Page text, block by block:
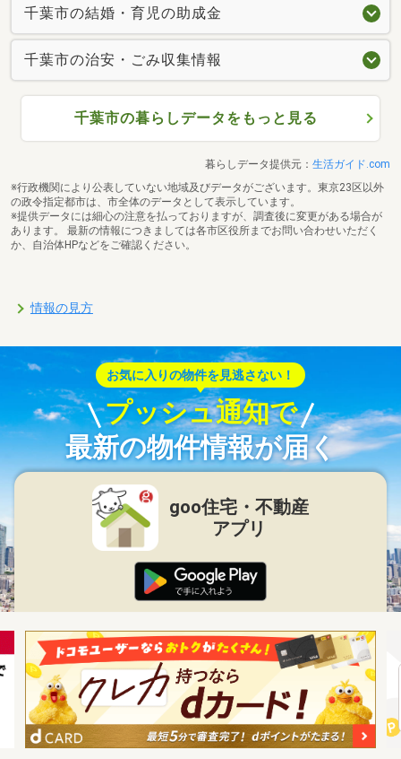
千葉市の結婚・育児の助成金
千葉市の治安・ごみ収集情報
千葉市の暮らしデータをもっと見る
暮らしデータ提供元： 生活ガイド.com
※行政機関により公表していない地域及びデータがございます。東京23区以外
の政令指定都市は、市全体のデータとして表示しています。
※提供データには細心の注意を払っておりますが、調査後に変更がある場合が
あります。 最新の情報につきましては各市区役所までお問い合わせいただく
か、自治体HPなどをご確認ください。
情報の見方
お気に入りの物件を見逃さない！
プッシュ通知で
最新の物件情報が届く
goo住宅・不動産
アプリ